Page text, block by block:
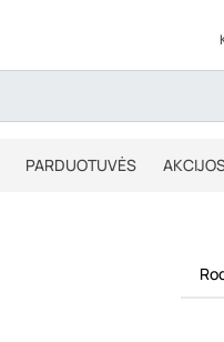
PARDUOTUVĖS